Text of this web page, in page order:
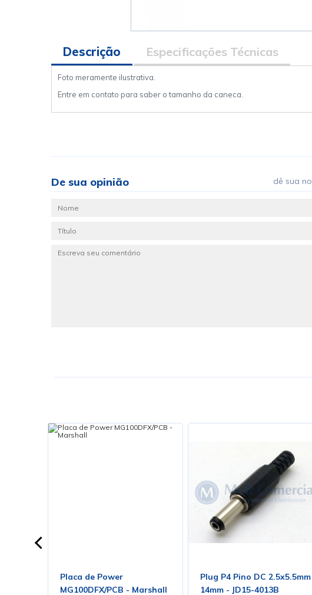
Descrição
Foto meramente ilustrativa.
Entre em contato para saber o tamanho da caneca.
Especificações Técnicas
De sua opinião dê sua
Placa de Power
MG100DFX/PCB - Marshall
Plug P4 Pino DC 2.5x5.5mm
14mm - JD15-4013B